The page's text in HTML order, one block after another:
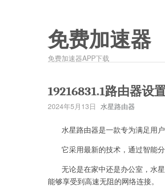
免费加速器
免费加速器APP下载
19216831.1路由器设
2024年5月13日 水星路由器
水星路由器是一款专为满足用户
它采用最新的技术，通过智能分
无论是在家中还是办公室，水星
能够享受到高速无阻的网络连接。